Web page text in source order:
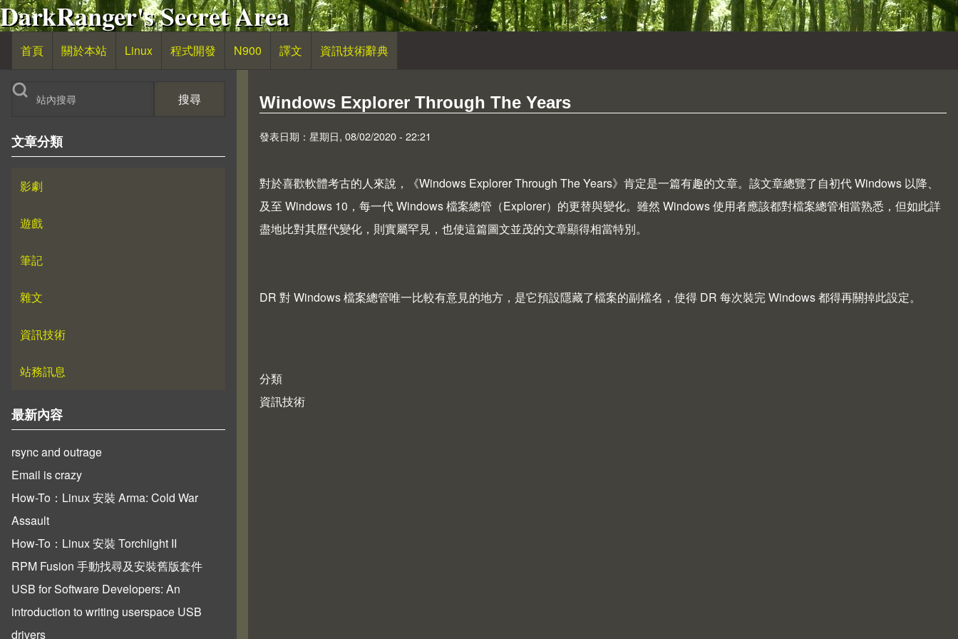
移至主內容
DarkRanger's Secret Area
主導覽
首頁 關於本站 Linux 程式開發 N900 譯文 資訊技術辭典
搜尋
文章分類
影劇
遊戲
筆記
雜文
資訊技術
站務訊息
最新內容
rsync and outrage
Email is crazy
How-To：Linux 安裝 Arma: Cold War
Assault
How-To：Linux 安裝 Torchlight II
RPM Fusion 手動找尋及安裝舊版套件
USB for Software Developers: An
introduction to writing userspace USB
drivers
Windows Explorer Through The Years
發表日期：星期日, 08/02/2020 - 22:21
對於喜歡軟體考古的人來說，《Windows Explorer Through The Years》肯定是一篇有趣的文章。該文章總覽了自初代 Windows 以降、
及至 Windows 10，每一代 Windows 檔案總管（Explorer）的更替與變化。雖然 Windows 使用者應該都對檔案總管相當熟悉，但如此詳
盡地比對其歷代變化，則實屬罕見，也使這篇圖文並茂的文章顯得相當特別。
DR 對 Windows 檔案總管唯一比較有意見的地方，是它預設隱藏了檔案的副檔名，使得 DR 每次裝完 Windows 都得再關掉此設定。
分類
資訊技術